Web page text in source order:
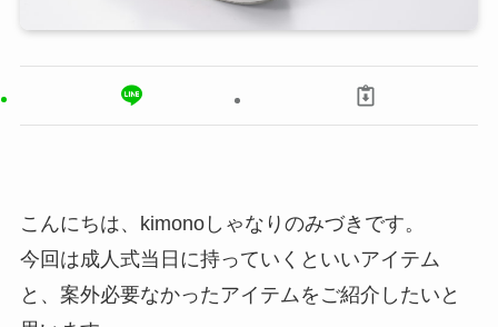
こんにちは、kimonoしゃなりのみづきです。
今回は成人式当日に持っていくといいアイテム
と、案外必要なかったアイテムをご紹介したいと